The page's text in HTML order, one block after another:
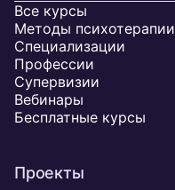
Все курсы
Методы психотерапии
Специализации
Профессии
Супервизии
Вебинары
Бесплатные курсы
Проекты